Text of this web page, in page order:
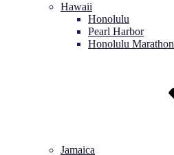
Hawaii
Honolulu
Pearl Harbor
Honolulu Marathon
Jamaica